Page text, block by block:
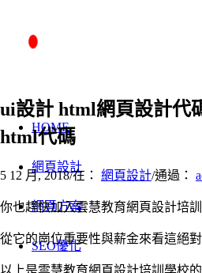
HOME
網頁設計
網頁方案
SEO優化
ui設計 html網頁設計代
html代碼
5 12 月, 2018/在： 網頁設計/通過：
你也趕快加入雲慧教育網頁設計培
從它的崗位重要性與薪金來看這絕
以上是雲慧教育網頁設計培訓學校